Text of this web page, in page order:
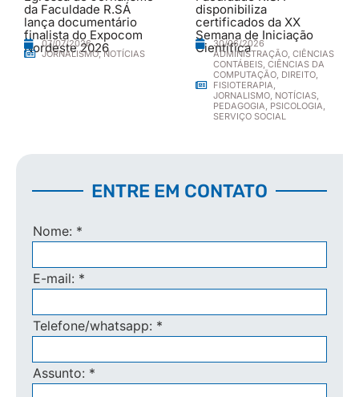
da Faculdade R.SÁ
lança documentário
finalista do Expocom
Nordeste 2026
07/07/2026
JORNALISMO,NOTÍCIAS
disponibiliza
certificados da XX
Semana de Iniciação
Científica
30/06/2026
ADMINISTRAÇÃO CIÊNCIAS
CONTÁBEIS CIÊNCIAS DA
COMPUTAÇÃO DIREITO
FISIOTERAPIA
JORNALISMO NOTÍCIAS
PEDAGOGIA PSICOLOGIA
SERVIÇO SOCIAL
ENTRE EM CONTATO
Nome: *
E-mail: *
Telefone/whatsapp: *
Assunto: *